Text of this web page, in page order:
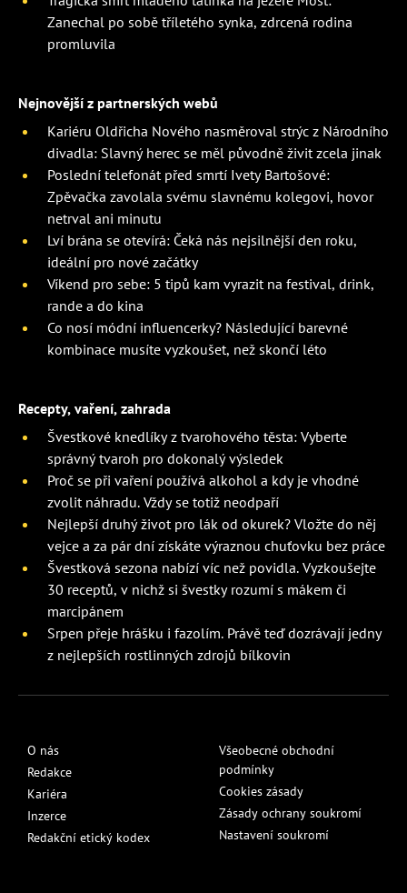
Zanechal po sobě tříletého synka, zdrcená rodina
promluvila
Nejnovější z partnerských webů
Kariéru Oldřicha Nového nasměroval strýc z Národního
divadla: Slavný herec se měl původně živit zcela jinak
Poslední telefonát před smrtí Ivety Bartošové:
Zpěvačka zavolala svému slavnému kolegovi, hovor
netrval ani minutu
Lví brána se otevírá: Čeká nás nejsilnější den roku,
ideální pro nové začátky
Víkend pro sebe: 5 tipů kam vyrazit na festival, drink,
rande a do kina
Co nosí módní influencerky? Následující barevné
kombinace musíte vyzkoušet, než skončí léto
Recepty, vaření, zahrada
Švestkové knedlíky z tvarohového těsta: Vyberte
správný tvaroh pro dokonalý výsledek
Proč se při vaření používá alkohol a kdy je vhodné
zvolit náhradu. Vždy se totiž neodpaří
Nejlepší druhý život pro lák od okurek? Vložte do něj
vejce a za pár dní získáte výraznou chuťovku bez práce
Švestková sezona nabízí víc než povidla. Vyzkoušejte
30 receptů, v nichž si švestky rozumí s mákem či
marcipánem
Srpen přeje hrášku i fazolím. Právě teď dozrávají jedny
z nejlepších rostlinných zdrojů bílkovin
O nás
Redakce
Kariéra
Inzerce
Redakční etický kodex
Všeobecné obchodní
podmínky
Cookies zásady
Zásady ochrany soukromí
Nastavení soukromí